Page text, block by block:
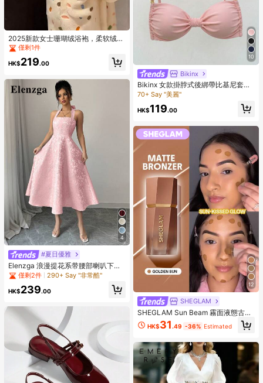
2025新款女士珊瑚绒浴袍，柔软绒毛
连帽长款浴袍，珊瑚绒睡衣套装，保
暖舒适的冬季睡衣，柔软绒毛家居
服，可爱卡通印花，长袖带口袋，可
僅剩1件
HK$219.00
4
#夏日優雅
Elenzga 浪漫提花系带腰部喇叭下摆
中长连衣裙
僅剩2件 290+ Say "非常酷"
HK$239.00
10
Bikinx
Bikinx 女款掛脖式後綁帶比基尼套
裝，波希米亞風拼接配色珠飾肩帶，
適合海灘度假，粉色夏季款
70+ Say "美麗"
HK$119.00
12
SHEGLAM
SHEGLAM Sun Beam 霧面液態古
銅-Golden Sun 品牌美妝化妝品 適合
女士與女孩
HK$31 .49 -36% Estimated